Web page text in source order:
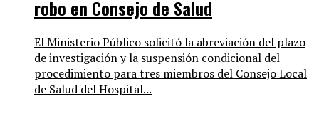
robo en Consejo de Salud
El Ministerio Público solicitó la abreviación del plazo
de investigación y la suspensión condicional del
procedimiento para tres miembros del Consejo Local
de Salud del Hospital...